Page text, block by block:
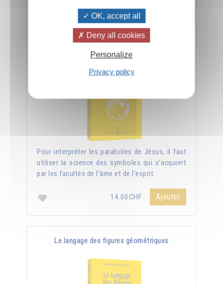
Nouvelle lumière sur les Évangiles
Pour interpréter les paraboles de Jésus, il faut
utiliser la science des symboles qui s'acquiert
par les facultés de l’âme et de l'esprit.
14.00CHF Ajouter
Le langage des figures géométriques
OK, accept all
Deny all cookies
Personalize
Privacy policy